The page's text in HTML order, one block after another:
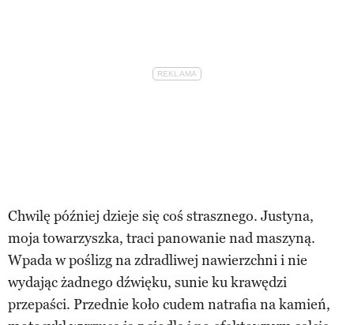
Chwilę później dzieje się coś strasznego. Justyna,
moja towarzyszka, traci panowanie nad maszyną.
Wpada w poślizg na zdradliwej nawierzchni i nie
wydając żadnego dźwięku, sunie ku krawędzi
przepaści. Przednie koło cudem natrafia na kamień,